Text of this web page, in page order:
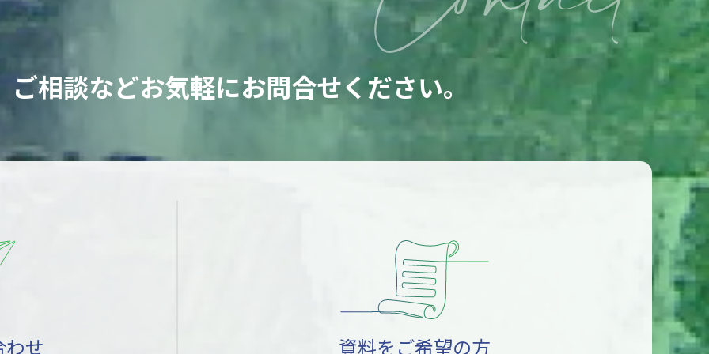
ご相談などお気軽にお問合せください。
せ 資料をご希望の方